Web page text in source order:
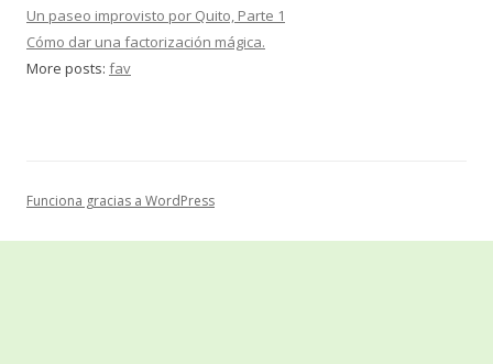
Un paseo improvisto por Quito, Parte 1
Cómo dar una factorización mágica.
More posts: fav
Funciona gracias a WordPress